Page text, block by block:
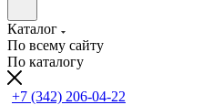
Каталог
По всему сайту
По каталогу
+7 (342) 206-04-22